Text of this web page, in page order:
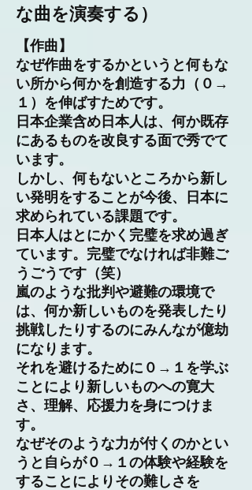
な曲を演奏する）
​【作曲】
なぜ作曲をするかというと何もな
い所から何かを創造する力（０→
１）を伸ばすためです。
日本企業含め日本人は、何か既存
にあるものを改良する面で秀でて
います。
しかし、何もないところから新し
い発明をすることが今後、日本に
求められている課題です。
日本人はとにかく完璧を求め過ぎ
ています。完璧でなければ非難ご
うごうです（笑）
嵐のような批判や避難の環境で
は、何か新しいものを発表したり
挑戦したりするのにみんなが億劫
になります。
それを避けるために０→１を学ぶ
ことにより新しいものへの寛大
さ、理解、応援力を身につけま
す。
なぜそのような力が付くのかとい
うと自らが０→１の体験や経験を
することによりその難しさを